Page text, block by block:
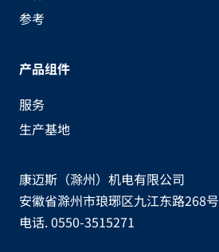
康迈斯（滁州）机电有限公司
安徽省滁州市琅琊区九江东路268号
电话. 0550-3515271
参考
产品组件
服务
生产基地